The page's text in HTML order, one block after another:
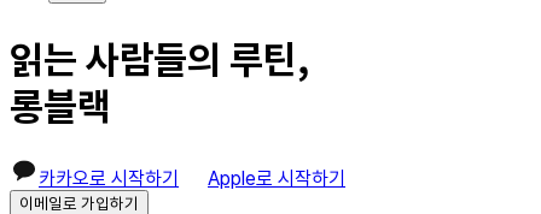
읽는 사람들의 루틴,
롱블랙
카카오로 시작하기 Apple로 시작하기
이메일로 가입하기